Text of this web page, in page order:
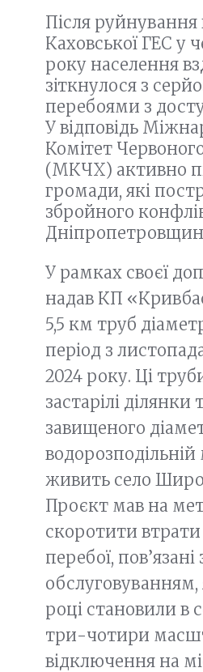
Після руйнування
Каховської ГЕС у
року населення
зіткнулося з
перебоями з
У відповідь
Комітет
(МКЧХ) активно
громади, які
збройного
У рамках своєї
надав КП
5,5 км труб
період з
2024 року. Ці
застарілі ділянки
завищеного
живить село
Проєкт мав на
скоротити втрати
перебої,
обслуговуванням,
році становили в
три-чотири
відключення на